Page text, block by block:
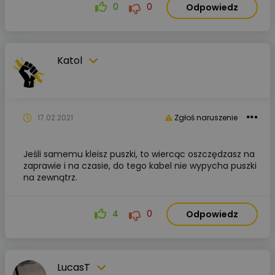
0 0 Odpowiedz
Katol
Zgłoś naruszenie
17.02.2021
Jeśli samemu kleisz puszki, to wiercąc oszczędzasz na
zaprawie i na czasie, do tego kabel nie wypycha puszki
na zewnątrz.
4 0 Odpowiedz
LucasT